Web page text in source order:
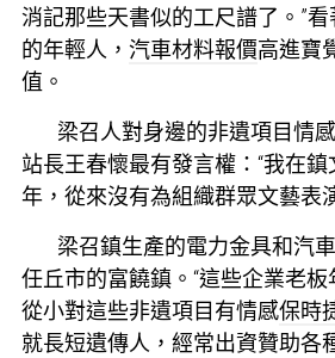
消記那些天書似的工尺譜了。”
的年輕人， 汽車材料報價高進寶
值。
梁召人對身邊的非遺項目情
站長王春懷最有發言權：“我在
年，從來沒有為組織群眾文藝表
梁召鎮生產的電力金具和汽
任丘市的富饒鎮。“這些企業老板
從小對這些非遺項目有情感保時
就長短遺傳人，經常出資贊助各